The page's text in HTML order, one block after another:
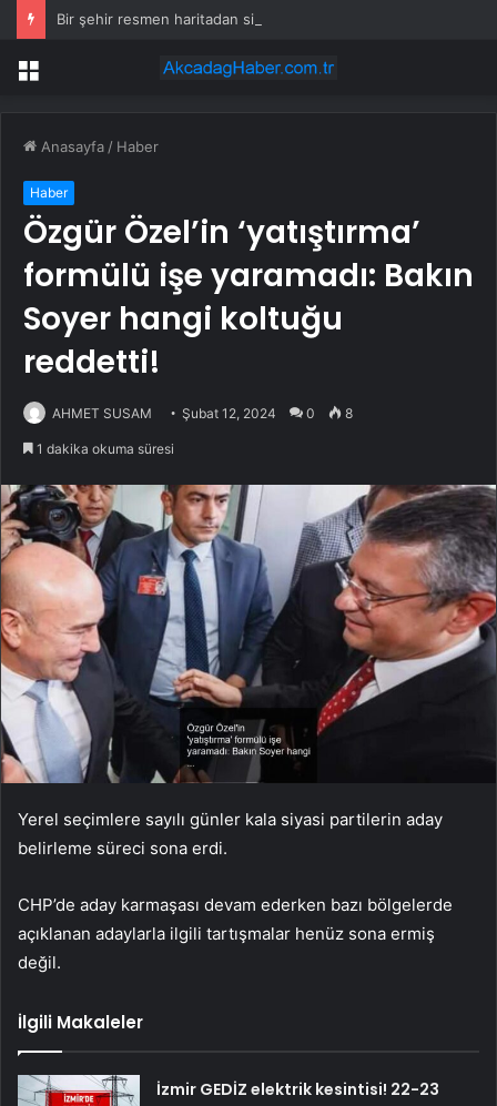
Bir şehir resmen haritadan silindi: Halk tahliye edildi
Menü
Anasayfa / Haber
Haber
Özgür Özel’in ‘yatıştırma’
formülü işe yaramadı: Bakın
Soyer hangi koltuğu
reddetti!
AHMET SUSAM Şubat 12, 2024 0 8
1 dakika okuma süresi
Yerel seçimlere sayılı günler kala siyasi partilerin aday
belirleme süreci sona erdi.
CHP’de aday karmaşası devam ederken bazı bölgelerde
açıklanan adaylarla ilgili tartışmalar henüz sona ermiş
değil.
İlgili Makaleler
İzmir GEDİZ elektrik kesintisi! 22-23